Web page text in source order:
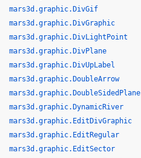
mars3d.graphic.DivGif
mars3d.graphic.DivGraphic
mars3d.graphic.DivLightPoint
mars3d.graphic.DivPlane
mars3d.graphic.DivUpLabel
mars3d.graphic.DoubleArrow
mars3d.graphic.DoubleSidedPlane
mars3d.graphic.DynamicRiver
mars3d.graphic.EditDivGraphic
mars3d.graphic.EditRegular
mars3d.graphic.EditSector